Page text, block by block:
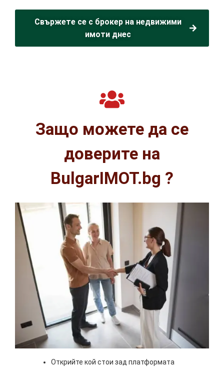
Свържете се с брокер на недвижими
имоти днес
Защо можете да се
доверите на
BulgarIMOT.bg ?
Открийте кой стои зад платформата